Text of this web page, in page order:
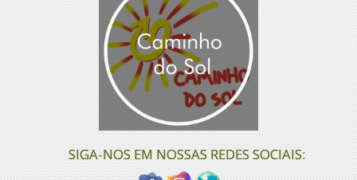
SIGA-NOS EM NOSSAS REDES SOCIAIS: